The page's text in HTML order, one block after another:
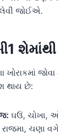
લેવી જોઈએ.
ખોરાકમાં
થાય છે:
ઘઉં, ચોખા,
રાજમા, ચણા